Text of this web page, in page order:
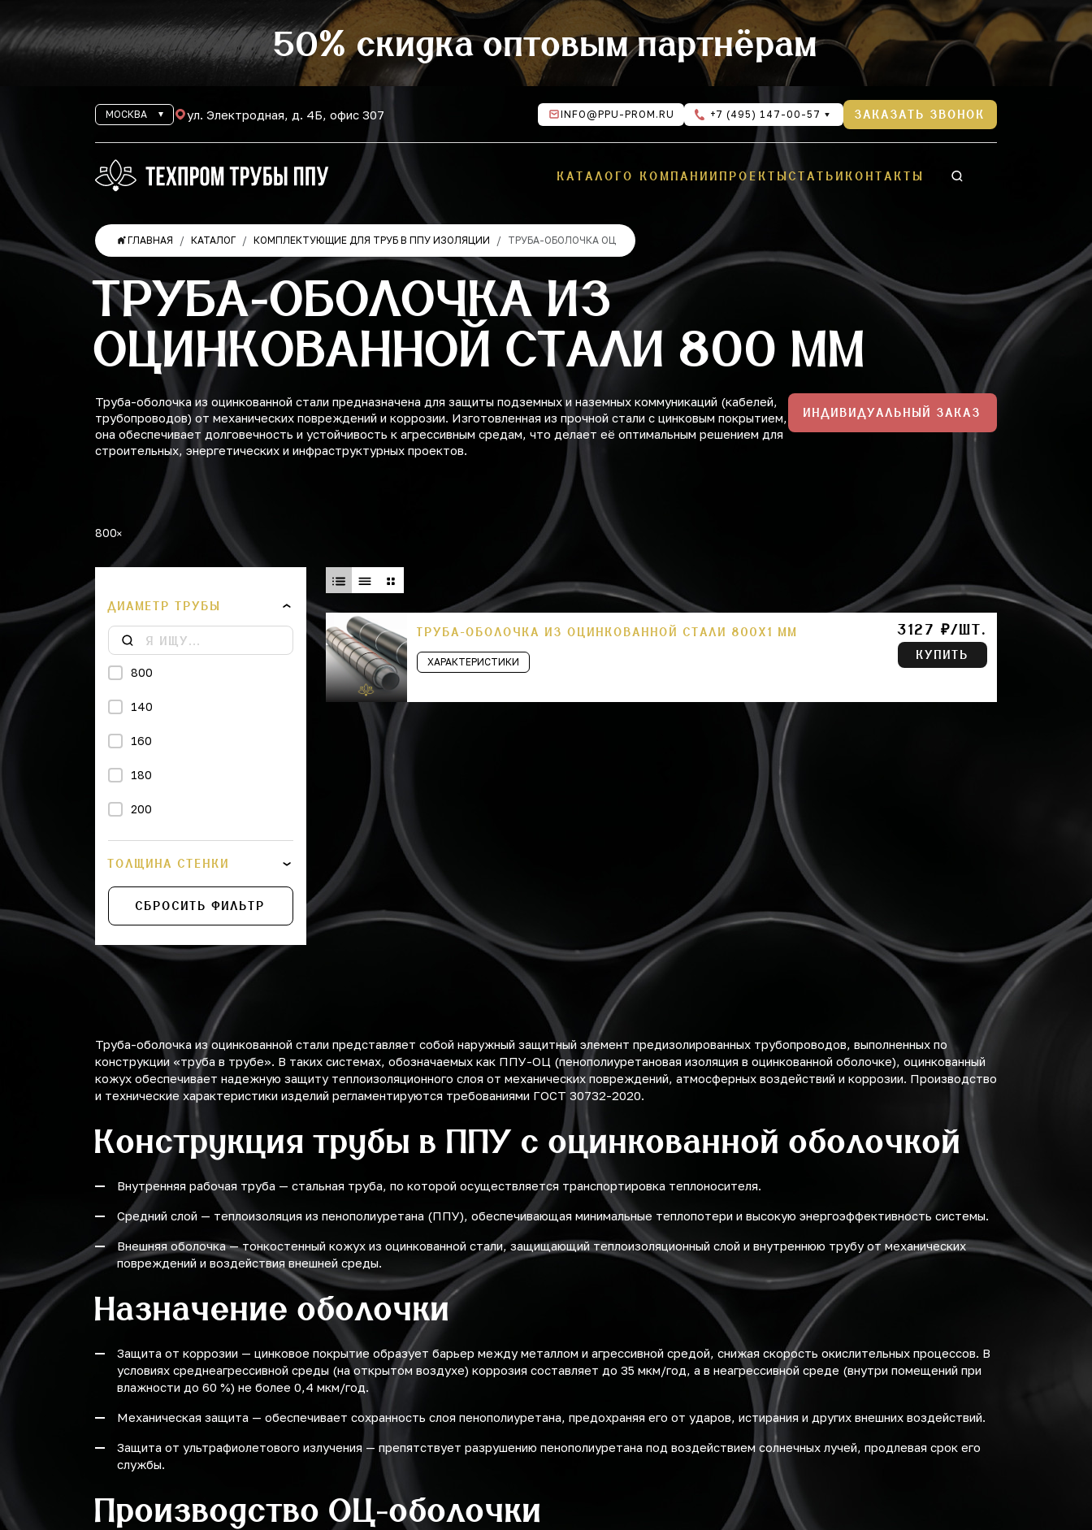
50% скидка оптовым партнёрам
МОСКВА ул. Электродная, д. 4Б, офис 307 INFO@PPU-PROM.RU +7 (495) 147-00-57 ЗАКАЗАТЬ ЗВОНОК
КАТАЛОГО КОМПАНИИ ПРОЕКТЫСТАТЬИ КОНТАКТЫ
ГЛАВНАЯ КАТАЛОГ КОМПЛЕКТУЮЩИЕ ДЛЯ ТРУБ В ППУ ИЗОЛЯЦИИ ТРУБА-ОБОЛОЧКА ОЦ
ТРУБА-ОБОЛОЧКА ИЗ
ОЦИНКОВАННОЙ СТАЛИ 800 ММ
Труба-оболочка из оцинкованной стали предназначена для защиты подземных и наземных коммуникаций (кабелей,
трубопроводов) от механических повреждений и коррозии. Изготовленная из прочной стали с цинковым покрытием,
она обеспечивает долговечность и устойчивость к агрессивным средам, что делает её оптимальным решением для
строительных, энергетических и инфраструктурных проектов.
ИНДИВИДУАЛЬНЫЙ ЗАКАЗ
800
ДИАМЕТР ТРУБЫ
800
140
160
180
200
225
315
400
450
560
710
775
900
975
1000
1075
1175
1200
ТОЛЩИНА СТЕНКИ
СБРОСИТЬ ФИЛЬТР
ТРУБА-ОБОЛОЧКА ИЗ ОЦИНКОВАННОЙ СТАЛИ 800Х1 ММ
ХАРАКТЕРИСТИКИ
3127 ₽/ШТ.
КУПИТЬ
Труба-оболочка из оцинкованной стали представляет собой наружный защитный элемент предизолированных трубопроводов, выполненных по
конструкции «труба в трубе». В таких системах, обозначаемых как ППУ-ОЦ (пенополиуретановая изоляция в оцинкованной оболочке), оцинкованный
кожух обеспечивает надежную защиту теплоизоляционного слоя от механических повреждений, атмосферных воздействий и коррозии. Производство
и технические характеристики изделий регламентируются требованиями ГОСТ 30732-2020.
Конструкция трубы в ППУ с оцинкованной оболочкой
Внутренняя рабочая труба — стальная труба, по которой осуществляется транспортировка теплоносителя.
Средний слой — теплоизоляция из пенополиуретана (ППУ), обеспечивающая минимальные теплопотери и высокую энергоэффективность системы.
Внешняя оболочка — тонкостенный кожух из оцинкованной стали, защищающий теплоизоляционный слой и внутреннюю трубу от механических
повреждений и воздействия внешней среды.
Назначение оболочки
Защита от коррозии — цинковое покрытие образует барьер между металлом и агрессивной средой, снижая скорость окислительных процессов. В
условиях среднеагрессивной среды (на открытом воздухе) коррозия составляет до 35 мкм/год, а в неагрессивной среде (внутри помещений при
влажности до 60 %) не более 0,4 мкм/год.
Механическая защита — обеспечивает сохранность слоя пенополиуретана, предохраняя его от ударов, истирания и других внешних воздействий.
Защита от ультрафиолетового излучения — препятствует разрушению пенополиуретана под воздействием солнечных лучей, продлевая срок его
службы.
Производство ОЦ-оболочки